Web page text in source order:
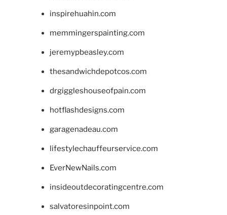
inspirehuahin.com
memmingerspainting.com
jeremypbeasley.com
thesandwichdepotcos.com
drgiggleshouseofpain.com
hotflashdesigns.com
garagenadeau.com
lifestylechauffeurservice.com
EverNewNails.com
insideoutdecoratingcentre.com
salvatoresinpoint.com